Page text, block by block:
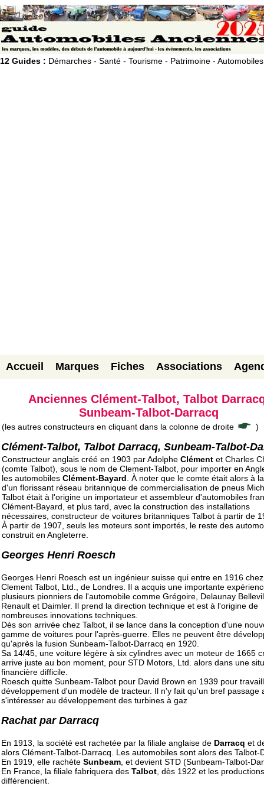
12 Guides : Démarches - Santé - Tourisme - Patrimoine - Automobiles
Accueil Marques Fiches Associations
Anciennes Clément-Talbot, Talbot
Sunbeam-Talbot-Darracq
(les autres constructeurs en cliquant dans la colonne de droite )
Clément-Talbot, Talbot Darracq, Sunbeam-Talbot-
Constructeur anglais créé en 1903 par Adolphe Clément et Charles
(comte Talbot), sous le nom de Clement-Talbot, pour importer en
les automobiles Clément-Bayard. À noter que le comte était alors à
d'un florissant réseau britannique de commercialisation de pneus
Talbot était à l'origine un importateur et assembleur d'automobiles
Clément-Bayard, et plus tard, avec la construction des installations
nécessaires, constructeur de voitures britanniques Talbot à partir de
À partir de 1907, seuls les moteurs sont importés, le reste des
construit en Angleterre.
Georges Henri Roesch
Georges Henri Roesch est un ingénieur suisse qui entre en 1916 chez
Clement Talbot, Ltd., de Londres. Il a acquis une importante
plusieurs pionniers de l'automobile comme Grégoire, Delaunay
Renault et Daimler. Il prend la direction technique et est à l'origine de
nombreuses innovations techniques.
Dès son arrivée chez Talbot, il se lance dans la conception d'une
gamme de voitures pour l'après-guerre. Elles ne peuvent être
qu'après la fusion Sunbeam-Talbot-Darracq en 1920.
Sa 14/45, une voiture légère à six cylindres avec un moteur de 1665
arrive juste au bon moment, pour STD Motors, Ltd. alors dans une
financière difficile.
Roesch quitte Sunbeam-Talbot pour David Brown en 1939 pour
développement d'un modèle de tracteur. Il n'y fait qu'un bref passage
s'intéresser au développement des turbines à gaz
Rachat par Darracq
En 1913, la société est rachetée par la filiale anglaise de Darracq et
alors Clément-Talbot-Darracq. Les automobiles sont alors des Talbot-
En 1919, elle rachète Sunbeam , et devient STD (Sunbeam-Talbot-
En France, la filiale fabriquera des Talbot , dès 1922 et les
différencient.